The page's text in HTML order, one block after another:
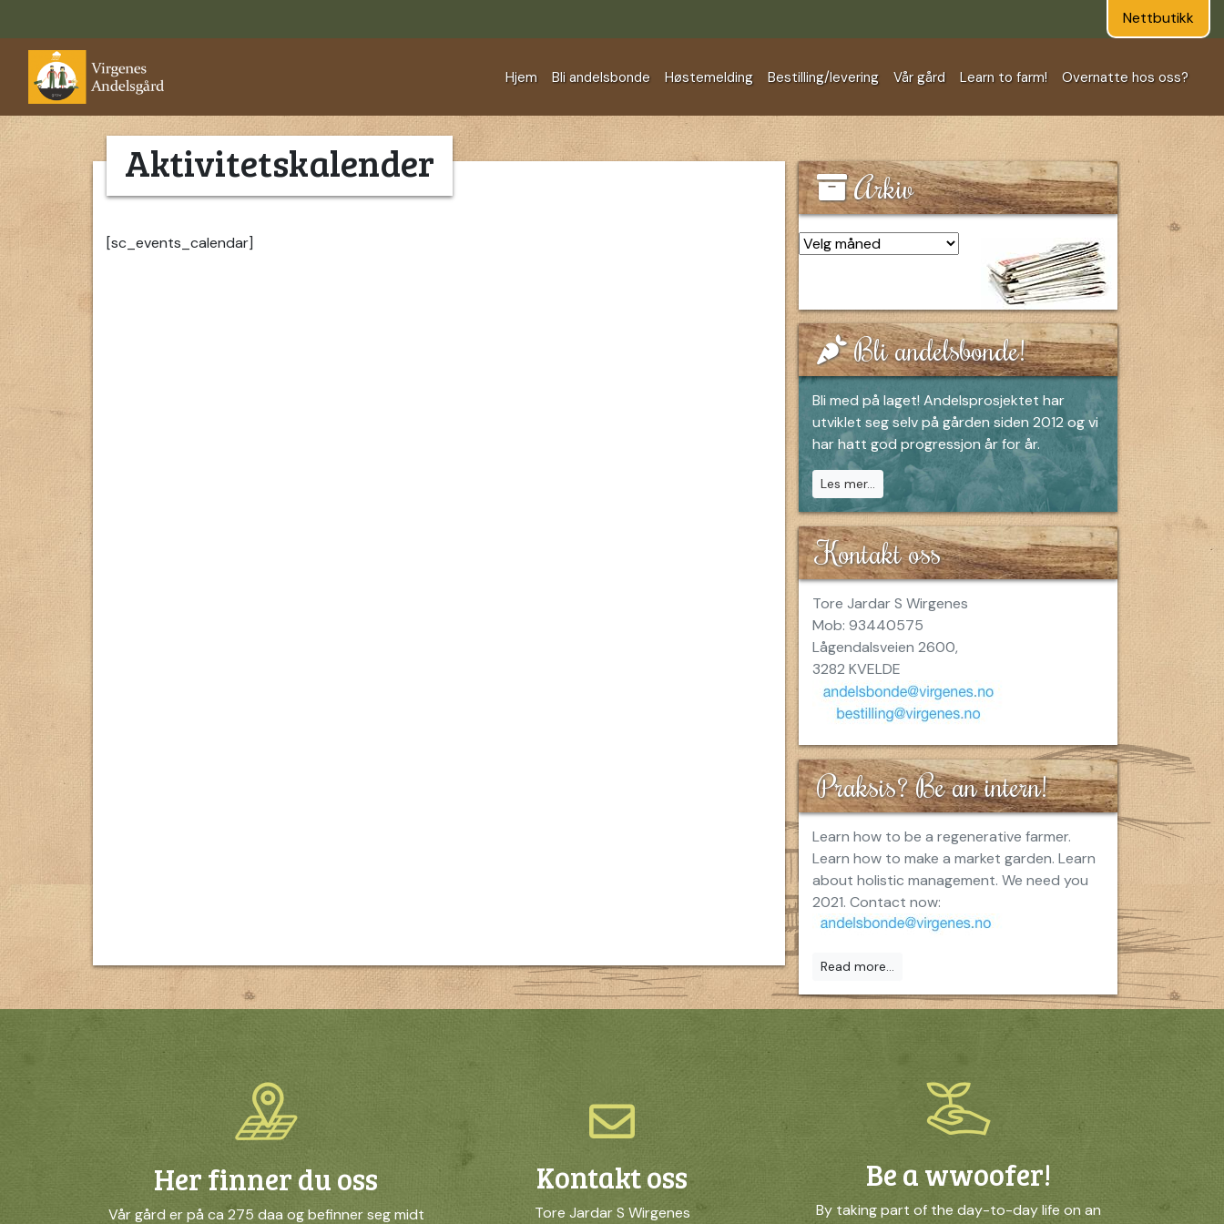
Nettbutikk
Hjem Bli andelsbonde Høstemelding Bestilling/levering Vår gård Learn to farm! Overnatte hos oss?
Aktivitetskalender
[sc_events_calendar]
Arkiv
Bli andelsbonde!
Bli med på laget! Andelsprosjektet har
utviklet seg selv på gården siden 2012 og vi
har hatt god progressjon år for år.
Les mer...
Kontakt oss
Tore Jardar S Wirgenes
Mob: 93440575
Lågendalsveien 2600,
3282 KVELDE
Praksis? Be an intern!
Learn how to be a regenerative farmer.
Learn how to make a market garden. Learn
about holistic management. We need you
2021. Contact now:
Read more...
Her finner du oss
Vår gård er på ca 275 daa og befinner seg midt
Kontakt oss
Tore Jardar S Wirgenes
Be a wwoofer!
By taking part of the day-to-day life on an